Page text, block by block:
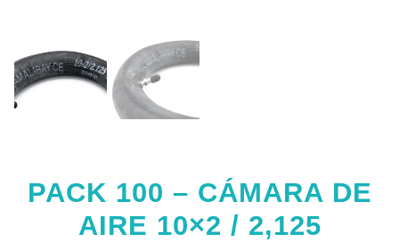
PACK 100 – CÁMARA DE
AIRE 10×2 / 2,125